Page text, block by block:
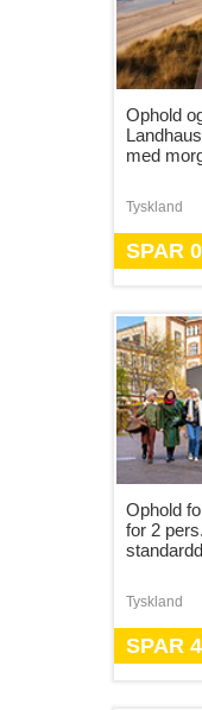
Ophold
med
Tyskland
SPAR
Ophold
for 2
Tyskland
SPAR